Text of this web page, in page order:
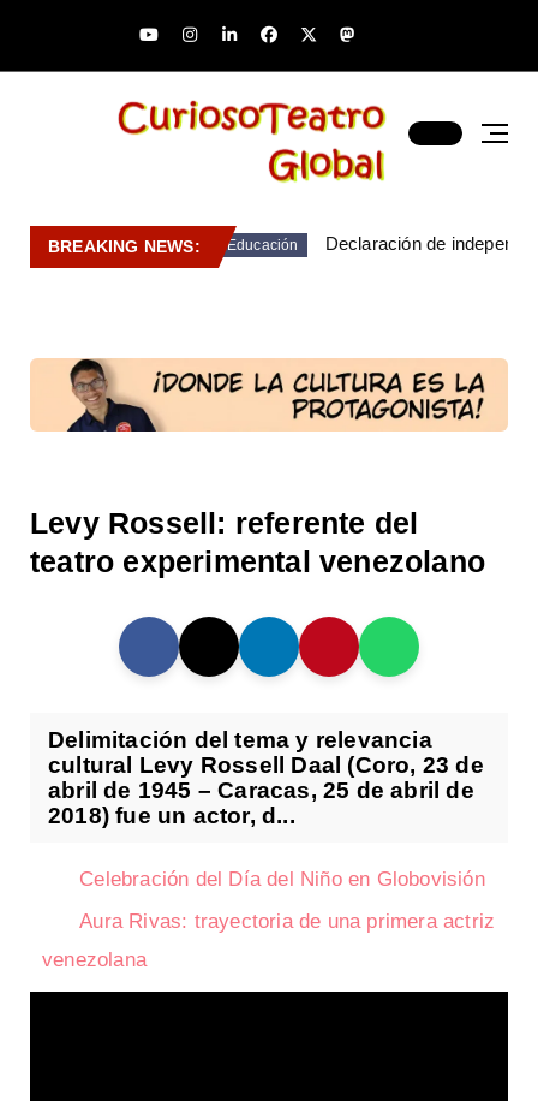
BREAKING NEWS: Educación Declaración de
Levy Rossell: referente del
teatro experimental venezolano
Delimitación del tema y relevancia
cultural Levy Rossell Daal (Coro, 23 de
abril de 1945 – Caracas, 25 de abril de
2018) fue un actor, d...
Celebración del Día del Niño en Globovisión
Aura Rivas: trayectoria de una primera actriz
venezolana